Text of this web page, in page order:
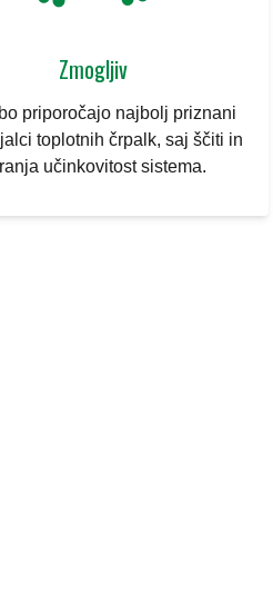
Zmogljiv
priporočajo najbolj priznani
toplotnih črpalk, saj ščiti in
učinkovitost sistema.